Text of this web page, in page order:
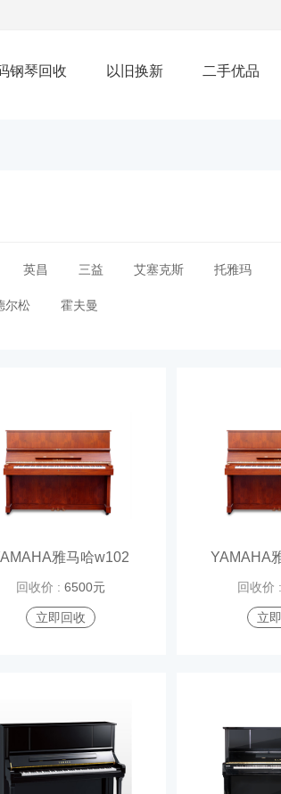
钢琴回收 以旧换新 二手优品
英昌 三益 艾塞克斯 托雅玛
尔松 霍夫曼
雅马哈w102
回收价 : 6500元
立即回收
YAMAHA
回收价 :
立